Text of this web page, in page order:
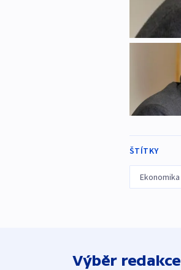
ŠTÍTKY
Ekonomika
Výběr redakce